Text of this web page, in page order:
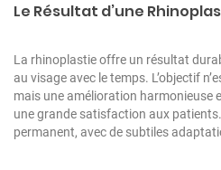
Le Résultat d’une
La rhinoplastie offre un résultat
au visage avec le temps. L’objectif
mais une amélioration harmonieuse
une grande satisfaction aux
permanent, avec de subtiles